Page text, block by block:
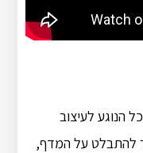
הנוגע לעיצוב
להתבלט על המדף,